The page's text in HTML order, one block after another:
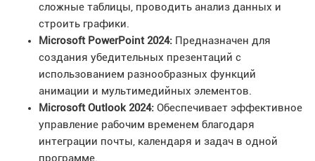
сложные таблицы, проводить анализ данных и
строить графики.
Microsoft PowerPoint 2024: Предназначен для
создания убедительных презентаций с
использованием разнообразных функций
анимации и мультимедийных элементов.
Microsoft Outlook 2024: Обеспечивает эффективное
управление рабочим временем благодаря
интеграции почты, календаря и задач в одной
программе.